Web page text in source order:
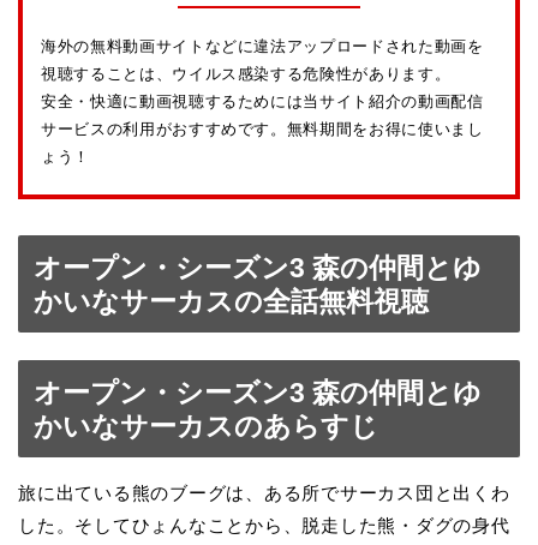
海外の無料動画サイトなどに違法アップロードされた動画を
視聴することは、ウイルス感染する危険性があります。
安全・快適に動画視聴するためには当サイト紹介の動画配信
サービスの利用がおすすめです。無料期間をお得に使いまし
ょう！
オープン・シーズン3 森の仲間とゆ
かいなサーカスの全話無料視聴
オープン・シーズン3 森の仲間とゆ
かいなサーカスのあらすじ
旅に出ている熊のブーグは、ある所でサーカス団と出くわ
した。そしてひょんなことから、脱走した熊・ダグの身代